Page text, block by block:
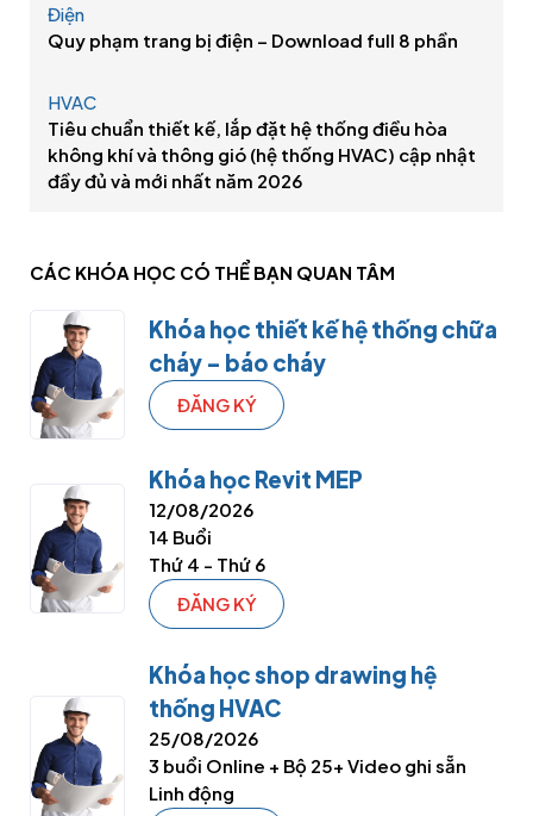
CÁC KHÓA HỌC CÓ THỂ BẠN QUAN TÂM
Khóa học thiết kế hệ thống chữa
cháy – báo cháy
ĐĂNG KÝ
Khóa học Revit MEP
12/08/2026
14 Buổi
Thứ 4 - Thứ 6
ĐĂNG KÝ
Khóa học shop drawing hệ
thống HVAC
25/08/2026
3 buổi Online + Bộ 25+ Video ghi sẵn
Linh động
Điện
Quy phạm trang bị điện – Download full 8 phần
HVAC
Tiêu chuẩn thiết kế, lắp đặt hệ thống điều hòa
không khí và thông gió (hệ thống HVAC) cập nhật
đầy đủ và mới nhất năm 2026